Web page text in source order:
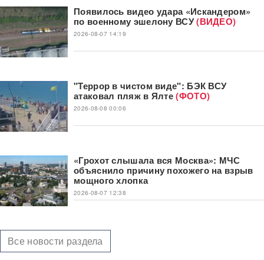
Появилось видео удара «Искандером»
по военному эшелону ВСУ(ВИДЕО)
2026-08-07 14:19
"Террор в чистом виде": БЭК ВСУ
атаковал пляж в Ялте(ФОТО)
2026-08-08 00:06
«Грохот слышала вся Москва»: МЧС
объяснило причину похожего на взрыв
мощного хлопка
2026-08-07 12:38
Все новости раздела